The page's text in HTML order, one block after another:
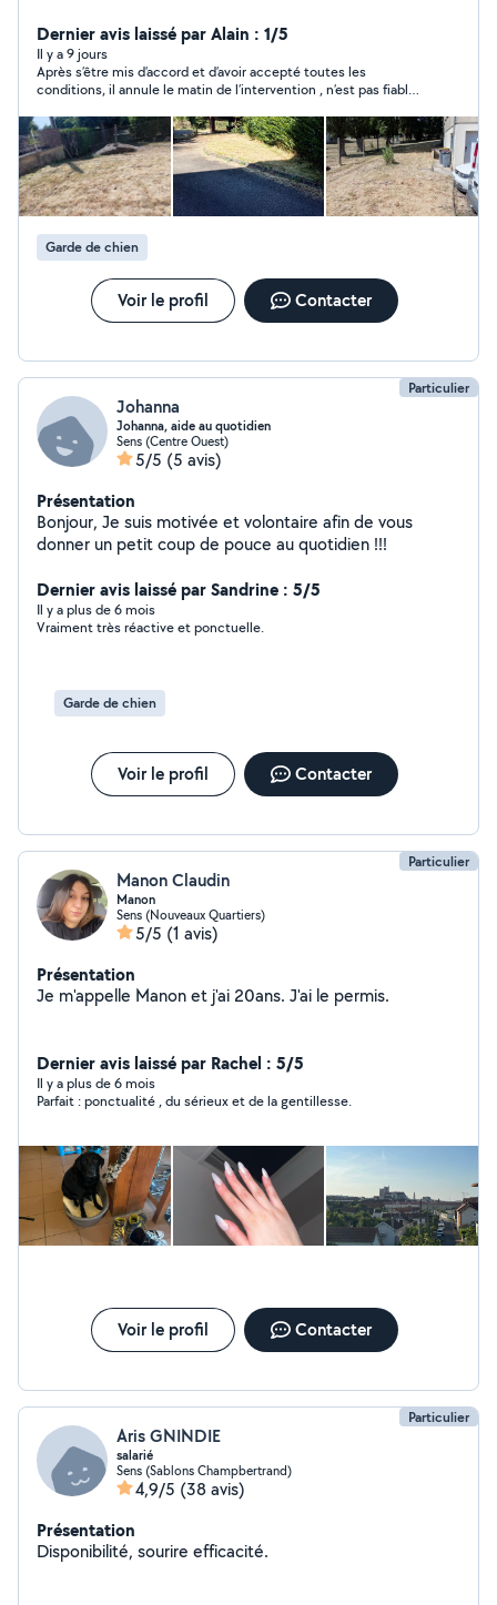
de haies .élagage .peinture .menuiseries . Autres
.Alentour de 30 kilomètres de Villeneuve sur yonne
.devis gratuit A bientôt Anthony
Dernier avis laissé par Alain : 1/5
Il y a 9 jours
Après s’être mis d’accord et d’avoir accepté toutes les
conditions, il annule le matin de l’intervention , n’est pas fiable
Garde de chien
Voir le profil Contacter
Particulier
Johanna
Johanna, aide au quotidien
Sens (Centre Ouest)
5/5 (5 avis)
Présentation
Bonjour, Je suis motivée et volontaire afin de vous
donner un petit coup de pouce au quotidien !!!
Dernier avis laissé par Sandrine : 5/5
Il y a plus de 6 mois
Vraiment très réactive et ponctuelle.
Garde de chien
Voir le profil Contacter
Particulier
Manon Claudin
Manon
Sens (Nouveaux Quartiers)
5/5 (1 avis)
Présentation
Je m'appelle Manon et j'ai 20ans. J'ai le permis.
Dernier avis laissé par Rachel : 5/5
Il y a plus de 6 mois
Parfait : ponctualité , du sérieux et de la gentillesse.
Voir le profil Contacter
Particulier
Aris GNINDIE
salarié
Sens (Sablons Champbertrand)
4,9/5 (38 avis)
Présentation
Disponibilité, sourire efficacité.